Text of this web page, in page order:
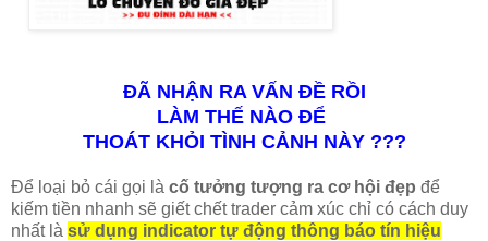
ĐÃ NHẬN RA VẤN ĐỀ RỒI
LÀM THẾ NÀO ĐỂ
THOÁT KHỎI TÌNH CẢNH NÀY ???
Để loại bỏ cái gọi là cố tưởng tượng ra cơ hội đẹp để
kiếm tiền nhanh sẽ giết chết trader cảm xúc chỉ có cách duy
nhất là sử dụng indicator tự động thông báo tín hiệu